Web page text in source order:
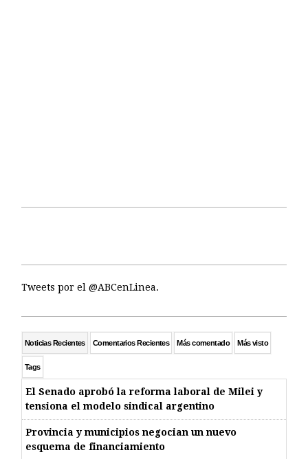
Tweets por el @ABCenLinea.
Noticias Recientes Comentarios Recientes Más comentado Más visto
Tags
El Senado aprobó la reforma laboral de Milei y
tensiona el modelo sindical argentino
Provincia y municipios negocian un nuevo
esquema de financiamiento